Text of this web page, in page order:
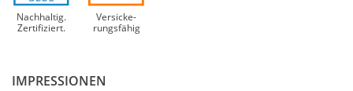
Nachhaltig.
Zertifiziert.
Versicke­
rungsfähig
IMPRESSIONEN